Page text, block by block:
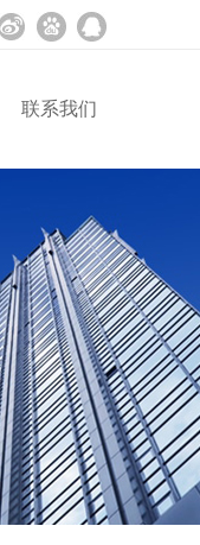
联系我们